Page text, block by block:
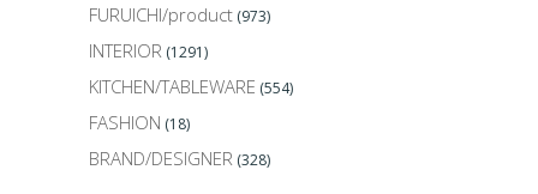
FURUICHI/product (973)
INTERIOR (1291)
KITCHEN/TABLEWARE (554)
FASHION (18)
BRAND/DESIGNER (328)